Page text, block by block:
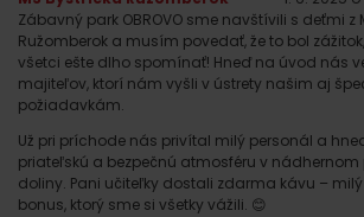
Zábavný park OBROVO sme navštívili s deťmi z
Ružomberok a musím povedať, že to bol
všetci ešte dlho spomínať! Hneď na úvod nás
majiteľov, ktorí nám vyšli v ústrety našim aj
požiadavkám.
Už pri príchode nás privítal milý personál a
priateľskú a bezpečnú atmosféru v nádhernom
doliny. Pani učiteľky dostali zdarma kávu –
bonus, ktorý sme si všetky vážili. 😊
Príchod